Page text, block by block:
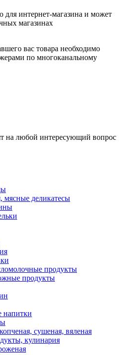
для интернет-магазина и может
магазинах
вас товара необходимо
по многоканальному
на любой интересующий вопрос
мясные деликатесы
продукты
продукты
напитки
сушеная, вяленая
кулинария